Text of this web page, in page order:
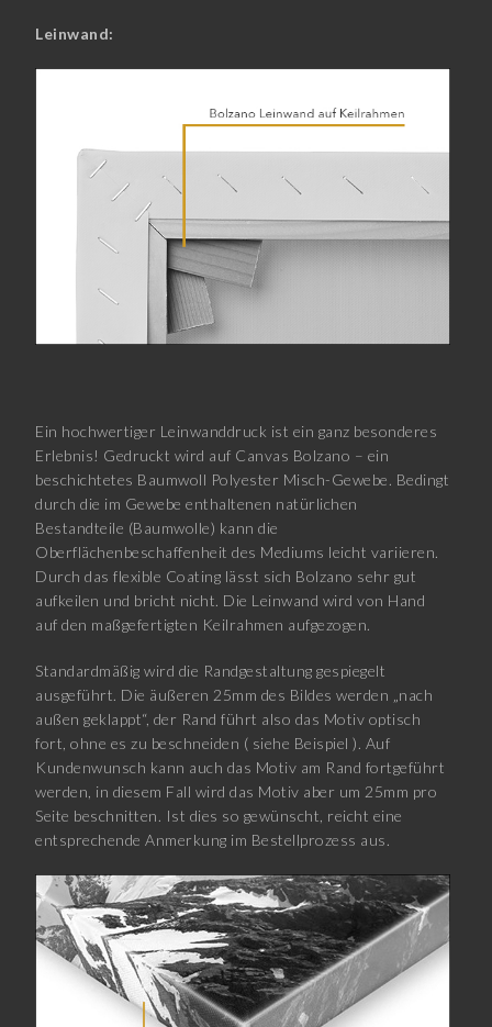
Leinwand:
Ein hochwertiger Leinwanddruck ist ein ganz besonderes
Erlebnis! Gedruckt wird auf Canvas Bolzano – ein
beschichtetes Baumwoll Polyester Misch-Gewebe. Bedingt
durch die im Gewebe enthaltenen natürlichen
Bestandteile (Baumwolle) kann die
Oberflächenbeschaffenheit des Mediums leicht variieren.
Durch das flexible Coating lässt sich Bolzano sehr gut
aufkeilen und bricht nicht. Die Leinwand wird von Hand
auf den maßgefertigten Keilrahmen aufgezogen.
Standardmäßig wird die Randgestaltung gespiegelt
ausgeführt. Die äußeren 25mm des Bildes werden „nach
außen geklappt“, der Rand führt also das Motiv optisch
fort, ohne es zu beschneiden ( siehe Beispiel ). Auf
Kundenwunsch kann auch das Motiv am Rand fortgeführt
werden, in diesem Fall wird das Motiv aber um 25mm pro
Seite beschnitten. Ist dies so gewünscht, reicht eine
entsprechende Anmerkung im Bestellprozess aus.